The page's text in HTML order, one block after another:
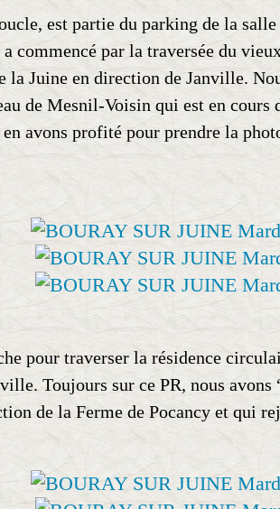
est partie du parking de la
commencé par la traversée du
la Juine en direction de Janville.
de Mesnil-Voisin qui est en cours
en avons profité pour prendre la
pour traverser la résidence
Toujours sur ce PR, nous
de la Ferme de Pocancy et qui